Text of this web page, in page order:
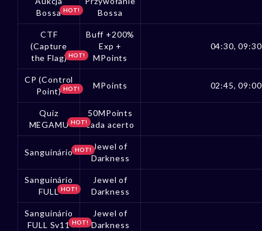
Bossa HOT!
Bossa
CTF
(Capture
the Flag) HOT!
Buff +200%
Exp +
MPoints
04:30,
CP (Control
Point) HOT! MPoints 02:45,
Quiz
MEGAMU HOT!
50MPoints
cada acerto
Sanguinário HOT! Jewel of
Darkness
Sanguinário
FULL HOT!
Jewel of
Darkness
Sanguinário
FULL Sv11 HOT!
Jewel of
Darkness